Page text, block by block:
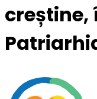
creștine,